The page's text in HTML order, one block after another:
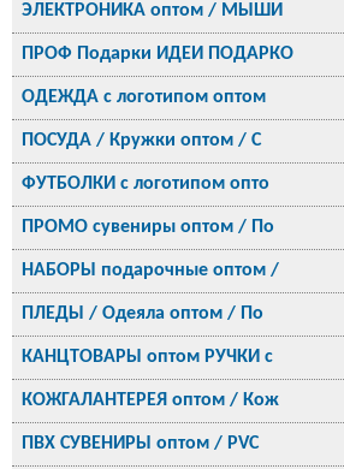
ЭЛЕКТРОНИКА оптом / МЫШИ
ПРОФ Подарки ИДЕИ ПОДАРКО
ОДЕЖДА с логотипом оптом
ПОСУДА / Кружки оптом / С
ФУТБОЛКИ с логотипом опто
ПРОМО сувениры оптом / По
НАБОРЫ подарочные оптом /
ПЛЕДЫ / Одеяла оптом / По
КАНЦТОВАРЫ оптом РУЧКИ с
КОЖГАЛАНТЕРЕЯ оптом / Кож
ПВХ СУВЕНИРЫ оптом / PVC